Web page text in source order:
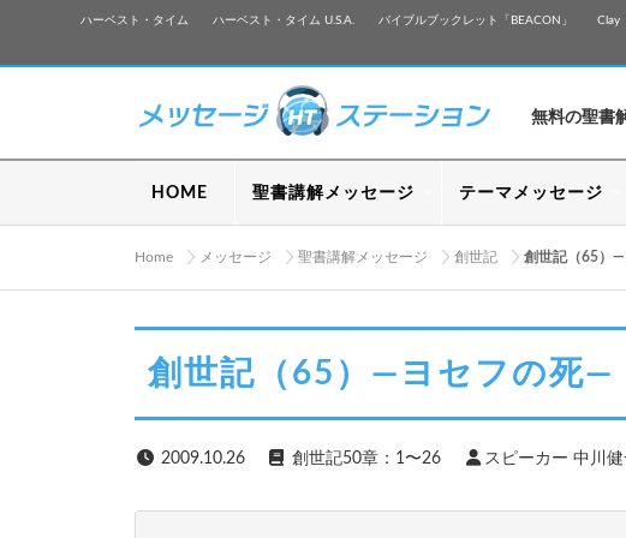
ハーベスト・タイム ハーベスト・タイム U.S.A. バイブルブックレット「BEACON」 Clay
無料の聖書
HOME 聖書講解メッセージ テーマメッセージ
Home メッセージ 聖書講解メッセージ 創世記 創世記（65）
創世記（65）—ヨセフの死—
2009.10.26 創世記50章：1〜26 スピーカー 中川健